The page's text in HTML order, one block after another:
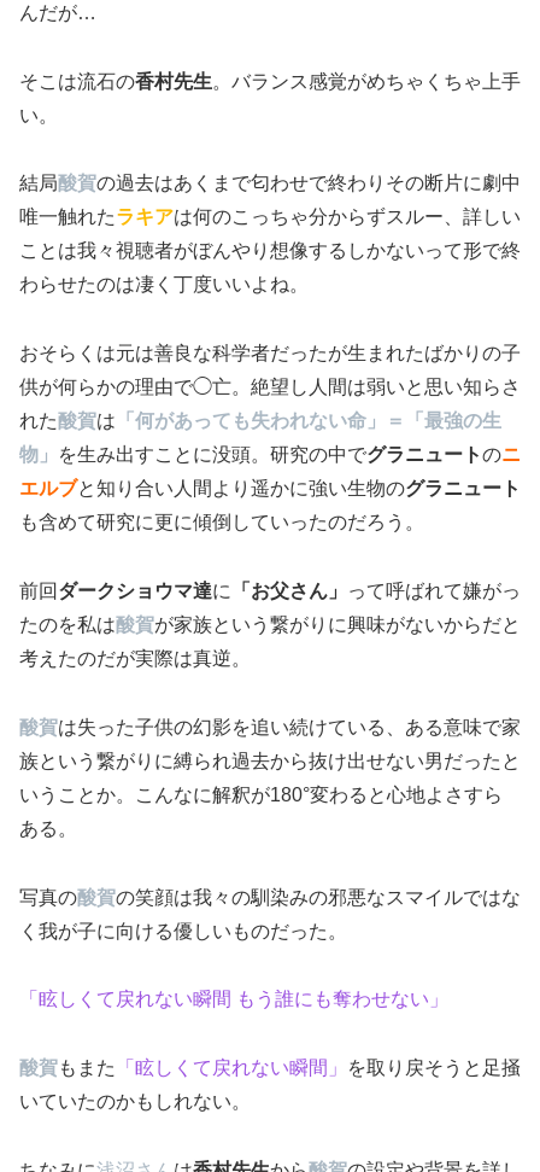
んだが…
そこは流石の香村先生。バランス感覚がめちゃくちゃ上手
い。
結局酸賀の過去はあくまで匂わせで終わりその断片に劇中
唯一触れたラキアは何のこっちゃ分からずスルー、詳しい
ことは我々視聴者がぼんやり想像するしかないって形で終
わらせたのは凄く丁度いいよね。
おそらくは元は善良な科学者だったが生まれたばかりの子
供が何らかの理由で◯亡。絶望し人間は弱いと思い知らさ
れた酸賀は 「何があっても失われない命」＝「最強の生
物」
を生み出すことに没頭。研究の中でグラニュートのニ
エルブと知り合い人間より遥かに強い生物のグラニュート
も含めて研究に更に傾倒していったのだろう。
前回 ダークショウマ達に 「お父さん」
って呼ばれて嫌がっ
たのを私は酸賀が家族という繋がりに興味がないからだと
考えたのだが実際は真逆。
酸賀は失った子供の幻影を追い続けている、ある意味で家
族という繋がりに縛られ過去から抜け出せない男だったと
いうことか。こんなに解釈が180°変わると心地よさすら
ある。
写真の酸賀の笑顔は我々の馴染みの邪悪なスマイルではな
く我が子に向ける優しいものだった。
「眩しくて戻れない瞬間 もう誰にも奪わせない」
酸賀もまた 「眩しくて戻れない瞬間」
を取り戻そうと足掻
いていたのかもしれない。